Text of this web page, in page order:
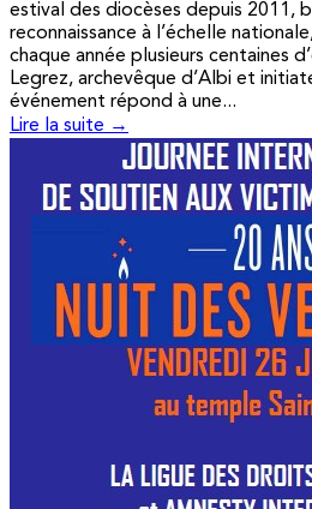
estival des diocèses depuis 2011,
reconnaissance à l’échelle
chaque année plusieurs centaines
Legrez, archevêque d’Albi et
événement répond à une...
Lire la suite →